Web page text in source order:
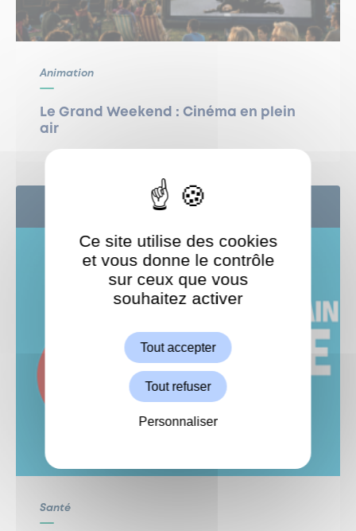
Animation
Le Grand Weekend : Cinéma en plein
air
2 SEP
Santé
ShareThis est désactivé.
Ce site utilise des cookies
et vous donne le contrôle
sur ceux que vous
souhaitez activer
Tout accepter
Tout refuser
Personnaliser